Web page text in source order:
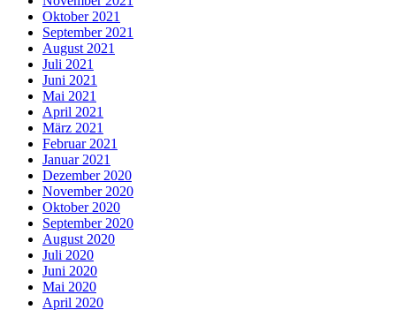
Oktober 2021
September 2021
August 2021
Juli 2021
Juni 2021
Mai 2021
April 2021
März 2021
Februar 2021
Januar 2021
Dezember 2020
November 2020
Oktober 2020
September 2020
August 2020
Juli 2020
Juni 2020
Mai 2020
April 2020